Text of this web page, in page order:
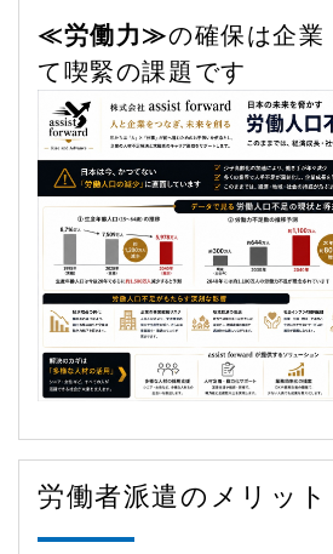
≪労働力≫の確保は企業
て喫緊の課題です
労働者派遣のメリット